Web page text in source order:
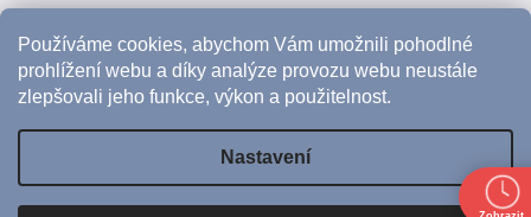
Používáme cookies, abychom Vám umožnili pohodlné
prohlížení webu a díky analýze provozu webu neustále
zlepšovali jeho funkce, výkon a použitelnost.
Nastavení